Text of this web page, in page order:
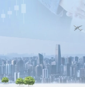
กร
ทในกลุ่ม
ร
ก
IR
ข้
กา
รปฎิบัติตามหลักการกำกั
คอร์รัปชัน
ารแจ้งเบาะแสหรือข้อร้อง
รกำกับดูแลบริษัทย่อยแล
รสรรหากรรมการบริษัท
นสิ่งแวดล้อม
อนธุรกิจเพื่อความยั่งยืน
จัดการห่วงโซ่คุณค่าของ
กบินทร์บุรี จำกัด
กบินทร์บุรี จำกัด
1010 จำกัด
แม่สอด จำกัด